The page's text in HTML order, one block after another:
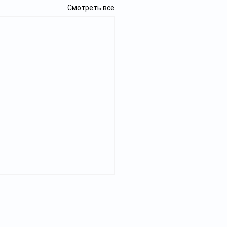
Смотреть все